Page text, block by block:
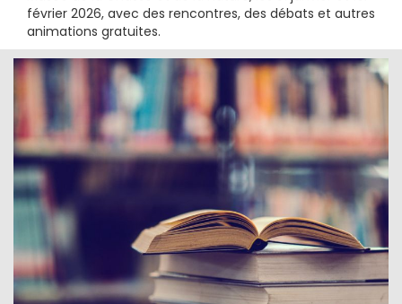
février 2026, avec des rencontres, des débats et autres
animations gratuites.